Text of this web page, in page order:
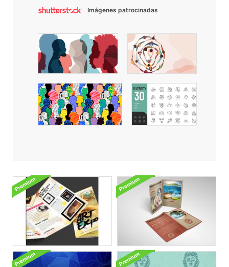
Imágenes patrocinadas